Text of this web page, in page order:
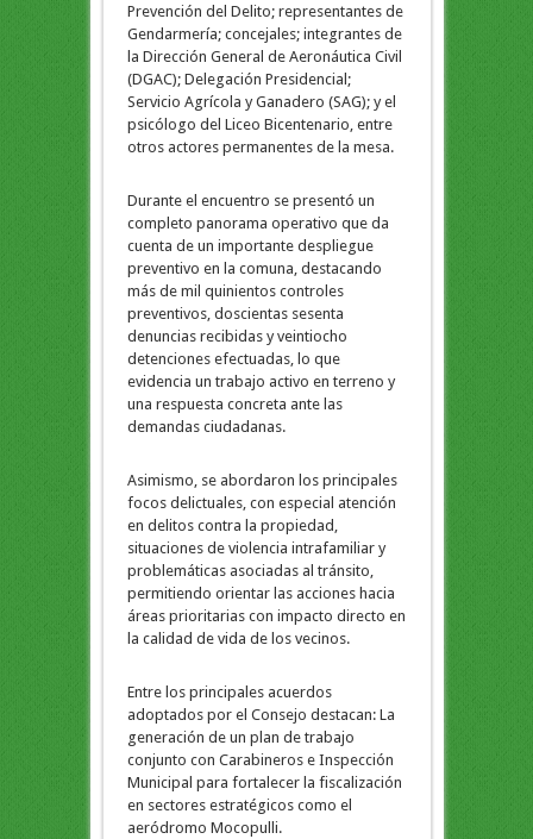
Prevención del Delito; representantes de
Gendarmería; concejales; integrantes de
la Dirección General de Aeronáutica Civil
(DGAC); Delegación Presidencial;
Servicio Agrícola y Ganadero (SAG); y el
psicólogo del Liceo Bicentenario, entre
otros actores permanentes de la mesa.
Durante el encuentro se presentó un
completo panorama operativo que da
cuenta de un importante despliegue
preventivo en la comuna, destacando
más de mil quinientos controles
preventivos, doscientas sesenta
denuncias recibidas y veintiocho
detenciones efectuadas, lo que
evidencia un trabajo activo en terreno y
una respuesta concreta ante las
demandas ciudadanas.
Asimismo, se abordaron los principales
focos delictuales, con especial atención
en delitos contra la propiedad,
situaciones de violencia intrafamiliar y
problemáticas asociadas al tránsito,
permitiendo orientar las acciones hacia
áreas prioritarias con impacto directo en
la calidad de vida de los vecinos.
Entre los principales acuerdos
adoptados por el Consejo destacan: La
generación de un plan de trabajo
conjunto con Carabineros e Inspección
Municipal para fortalecer la fiscalización
en sectores estratégicos como el
aeródromo Mocopulli.